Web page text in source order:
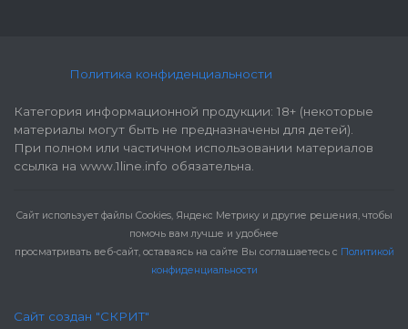
Политика конфиденциальности
Категория информационной продукции: 18+ (некоторые
материалы могут быть не предназначены для детей).
При полном или частичном использовании материалов
ссылка на www.1line.info обязательна.
Cайт использует файлы Cookies, Яндекс Метрику и другие решения, чтобы
помочь вам лучше и удобнее
просматривать веб-сайт, оставаясь на сайте Вы соглашаетесь с Политикой
конфиденциальности
Сайт создан "СКРИТ"